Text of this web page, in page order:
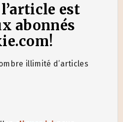
est
abonnés
illimité d’articles